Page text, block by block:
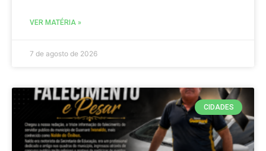
VER MATÉRIA »
7 de agosto de 2026
CIDADES